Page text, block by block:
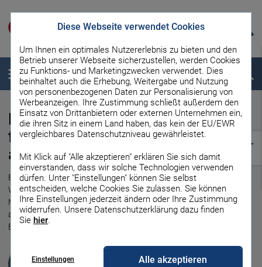
Diese Webseite verwendet Cookies
Um Ihnen ein optimales Nutzererlebnis zu bieten und den
Betrieb unserer Webseite sicherzustellen, werden Cookies
zu Funktions- und Marketingzwecken verwendet. Dies
beinhaltet auch die Erhebung, Weitergabe und Nutzung
von personenbezogenen Daten zur Personalisierung von
Werbeanzeigen. Ihre Zustimmung schließt außerdem den
Einsatz von Drittanbietern oder externen Unternehmen ein,
die ihren Sitz in einem Land haben, das kein der EU/EWR
vergleichbares Datenschutzniveau gewährleistet.
Mit Klick auf "Alle akzeptieren" erklären Sie sich damit
einverstanden, dass wir solche Technologien verwenden
dürfen. Unter "Einstellungen" können Sie selbst
entscheiden, welche Cookies Sie zulassen. Sie können
Ihre Einstellungen jederzeit ändern oder Ihre Zustimmung
widerrufen. Unsere Datenschutzerklärung dazu finden
Sie hier.
Einstellungen Alle akzeptieren
Menü Suche
Roller-Finanzierung: So
finanzieren Sie Ihren Motorroller
auf Raten
Ein Roller gehört zu den günstigeren motorisierten Fahrzeugen.
Wenn Sie für den Kauf nicht Ihr Erspartes nutzen wollen, können Sie
Motorroller auch durch einen Kredit finanzieren und in Raten
abbezahlen. Dafür haben Sie unterschiedliche Optionen über die
Bank oder beim Händler.
Klaus Fechner
Zuständiger Redakteur für die Bereiche Kredit und